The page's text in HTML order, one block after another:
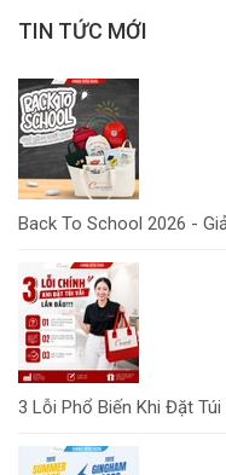
TIN TỨC MỚI
Back To School 2026 -
3 Lỗi Phổ Biến Khi Đặt Túi